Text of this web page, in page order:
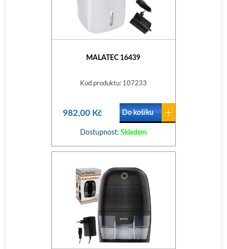
MALATEC 16439
Kod produktu: 107233
982,00 Kč Do košíku
Dostupnost: Skladem